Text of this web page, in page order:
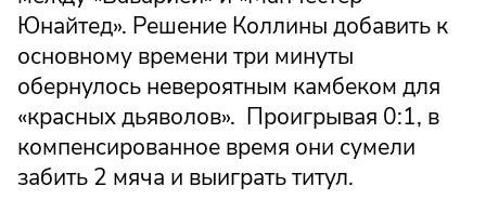
Юнайтед». Решение Коллины добавить к
основному времени три минуты
обернулось невероятным камбеком для
«красных дьяволов». Проигрывая 0:1, в
компенсированное время они сумели
забить 2 мяча и выиграть титул.